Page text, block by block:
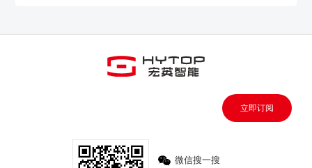
立即订阅
微信搜一搜